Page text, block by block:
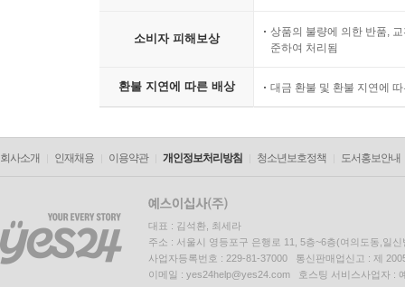
소비자 피해보상
상품의 불량에 의한 반품,
준하여 처리됨
환불 지연에 따른 배상 대금 환불 및 환불 지연에
회사소개 인재채용 이용약관 개인정보처리방침 청소년보호정책 도서홍보안내
대표 : 김석환, 최세라
주소 : 서울시 영등포구 은행로 11, 5층~6층(여의도동,일신
사업자등록번호 : 229-81-37000 통신판매업신고 : 제
이메일 : yes24help@yes24.com 호스팅 서비스사업자 :